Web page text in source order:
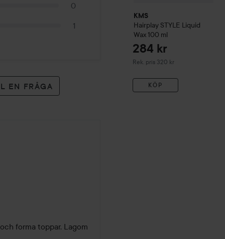
0
1
EN FRÅGA
forma toppar. Lagom
KMS
Hairplay STYLE Liquid
Wax 100 ml
284 kr
Rek. pris 320 kr
Rekommenderat pris 320 kr
KÖP